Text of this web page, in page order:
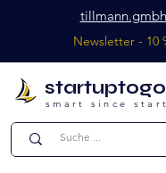
startuptogo
smart since
Newsletter - 10